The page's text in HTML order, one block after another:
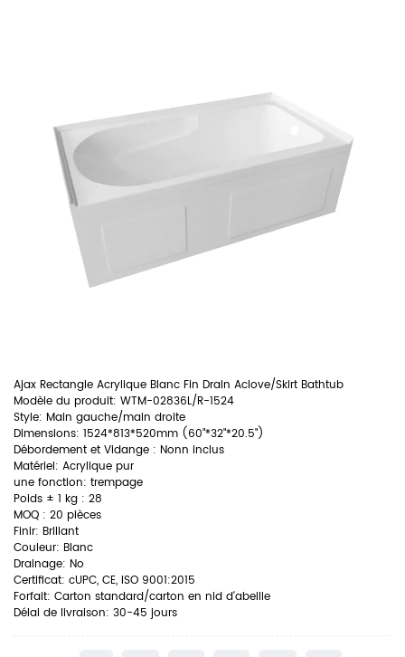
Ajax Rectangle Acrylique Blanc Fin Drain Aclove/Skirt Bathtub
Modèle du produit: WTM-02836L/R-1524
Style: Main gauche/main droite
Dimensions: 1524*813*520mm (60"*32"*20.5")
Débordement et Vidange : Nonn inclus
Matériel: Acrylique pur
une fonction: trempage
Poids ± 1 kg : 28
MOQ : 20 pièces
Finir: Brillant
Couleur: Blanc
Drainage: No
Certificat: cUPC, CE, ISO 9001:2015
Forfait: Carton standard/carton en nid d'abeille
Délai de livraison: 30-45 jours